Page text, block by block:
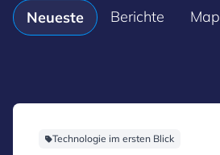
Neueste Berichte
Technologie im ersten Blick